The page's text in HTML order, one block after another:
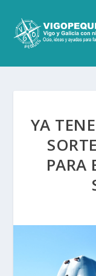
YA
PARA